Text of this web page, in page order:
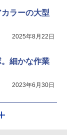
ラーの大型
2025年8月22日
細かな作業
2023年6月30日